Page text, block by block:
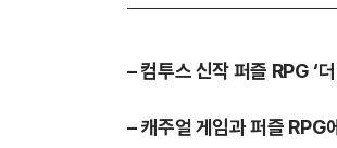
– 컴투스 신작 퍼즐 RPG ‘
– 캐주얼 게임과 퍼즐 RPG